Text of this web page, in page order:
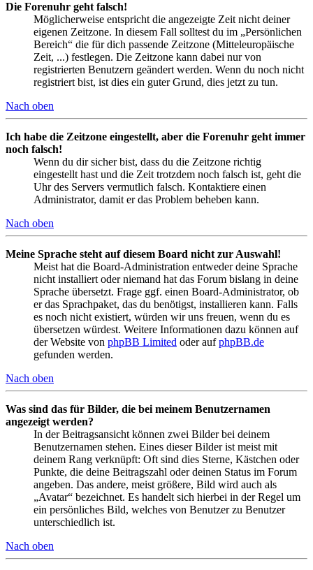
Die Forenuhr geht falsch!
Möglicherweise entspricht die angezeigte Zeit nicht deiner
eigenen Zeitzone. In diesem Fall solltest du im „Persönlichen
Bereich“ die für dich passende Zeitzone (Mitteleuropäische
Zeit, ...) festlegen. Die Zeitzone kann dabei nur von
registrierten Benutzern geändert werden. Wenn du noch nicht
registriert bist, ist dies ein guter Grund, dies jetzt zu tun.
Nach oben
Ich habe die Zeitzone eingestellt, aber die Forenuhr geht immer
noch falsch!
Wenn du dir sicher bist, dass du die Zeitzone richtig
eingestellt hast und die Zeit trotzdem noch falsch ist, geht die
Uhr des Servers vermutlich falsch. Kontaktiere einen
Administrator, damit er das Problem beheben kann.
Nach oben
Meine Sprache steht auf diesem Board nicht zur Auswahl!
Meist hat die Board-Administration entweder deine Sprache
nicht installiert oder niemand hat das Forum bislang in deine
Sprache übersetzt. Frage ggf. einen Board-Administrator, ob
er das Sprachpaket, das du benötigst, installieren kann. Falls
es noch nicht existiert, würden wir uns freuen, wenn du es
übersetzen würdest. Weitere Informationen dazu können auf
der Website von phpBB Limited oder aufphpBB.de
gefunden werden.
Nach oben
Was sind das für Bilder, die bei meinem Benutzernamen
angezeigt werden?
In der Beitragsansicht können zwei Bilder bei deinem
Benutzernamen stehen. Eines dieser Bilder ist meist mit
deinem Rang verknüpft: Oft sind dies Sterne, Kästchen oder
Punkte, die deine Beitragszahl oder deinen Status im Forum
angeben. Das andere, meist größere, Bild wird auch als
„Avatar“ bezeichnet. Es handelt sich hierbei in der Regel um
ein persönliches Bild, welches von Benutzer zu Benutzer
unterschiedlich ist.
Nach oben